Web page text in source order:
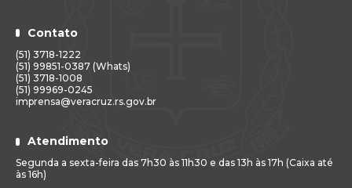
Contato
(51) 3718-1222
(51) 99851-0387 (Whats)
(51) 3718-1008
(51) 99969-0245
imprensa@veracruz.rs.gov.br
Atendimento
Segunda a sexta-feira das 7h30 às 11h30 e das 13h às 17h (Caixa até
às 16h)